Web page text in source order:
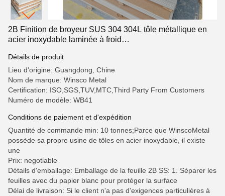
2B Finition de broyeur SUS 304 304L tôle métallique en
acier inoxydable laminée à froid
Détails de produit
Lieu d'origine: Guangdong, Chine
Nom de marque: Winsco Metal
Certification: ISO,SGS,TUV,MTC,Third Party From Customers
Numéro de modèle: WB41
Conditions de paiement et d'expédition
Quantité de commande min: 10 tonnes;Parce que WinscoMetal
possède sa propre usine de tôles en acier inoxydable, il existe
une
Prix: negotiable
Détails d'emballage: Emballage de la feuille 2B SS: 1. Séparer les
feuilles avec du papier blanc pour protéger la surface
Délai de livraison: Si le client n'a pas d'exigences particulières à